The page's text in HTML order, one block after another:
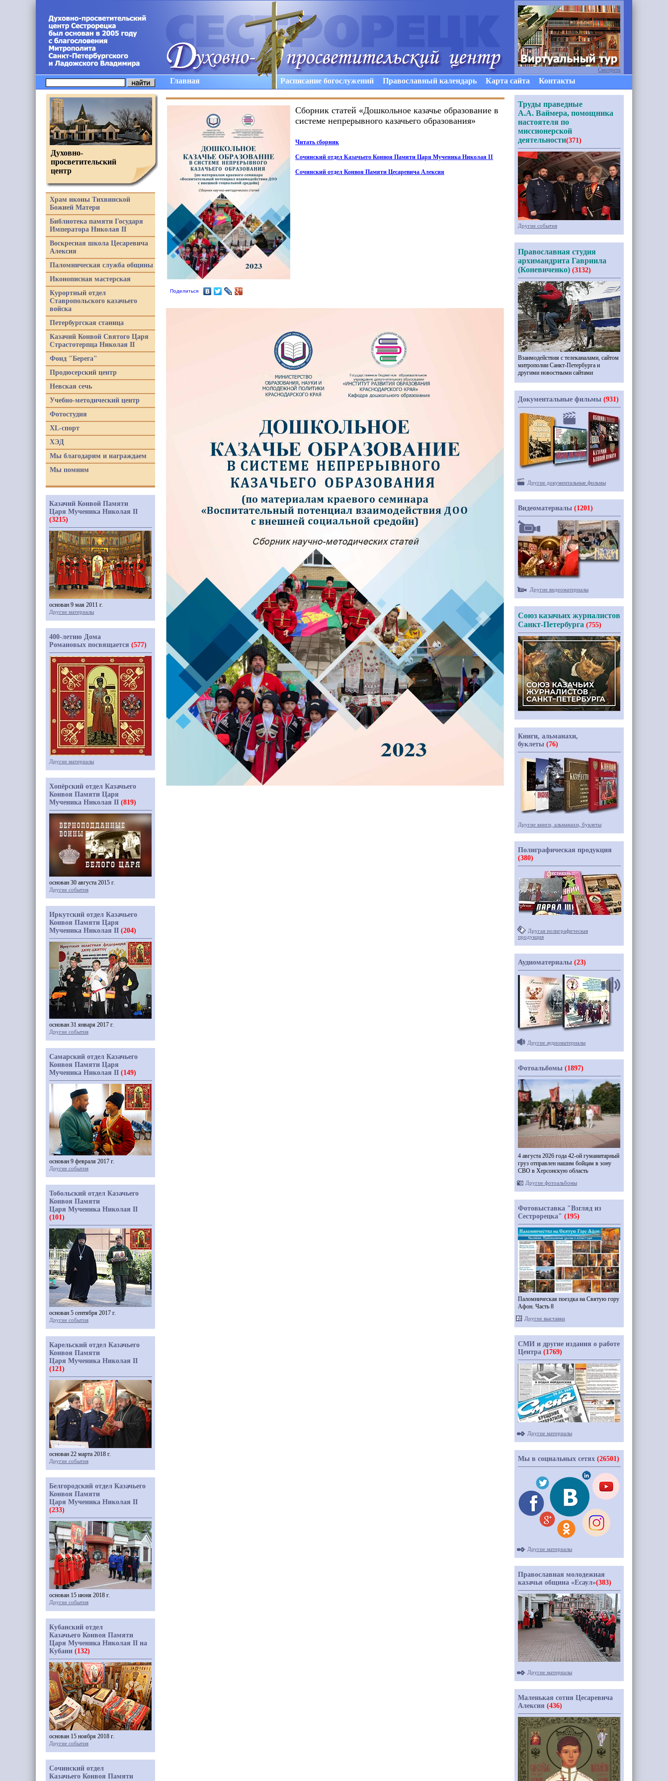
Главная Расписание богослужений Православный календарь Карта сайта Контакты
Поделиться
Сборник статей «Дошкольное казачье образование в
системе непрерывного казачьего образования»
Читать сборник
Сочинский отдел Казачьего Конвоя Памяти Царя Мученика Николая II
Сочинский отдел Конвоя Памяти Цесаревича Алексия
Духовно-
просветительский
центр
Храм иконы Тихвинской
Божией Матери
Библиотека памяти Государя
Императора Николая II
Воскресная школа Цесаревича
Алексия
Паломническая служба общины
Иконописная мастерская
Курортный отдел
Ставропольского казачьего
войска
Петербургская станица
Казачий Конвой Святого Царя
Страстотерпца Николая II
Фонд "Берега"
Продюсерский центр
Невская сечь
Учебно-методический центр
Фотостудия
XL-спорт
ХЭД
Мы благодарим и награждаем
Мы помним
Казачий Конвой Памяти
Царя Мученика Николая II
(3215)
основан 9 мая 2011 г.
Другие материалы
400-летию Дома
Романовых посвящается (577)
Другие материалы
Хопёрский отдел Казачьего
Конвоя Памяти Царя
Мученика Николая II (819)
основан 30 августа 2015 г.
Другие события
Иркутский отдел Казачьего
Конвоя Памяти Царя
Мученика Николая II (204)
основан 31 января 2017 г.
Другие события
Самарский отдел Казачьего
Конвоя Памяти Царя
Мученика Николая II (149)
основан 9 февраля 2017 г.
Другие события
Тобольский отдел Казачьего
Конвоя Памяти
Царя Мученика Николая II
(101)
основан 5 сентября 2017 г.
Другие события
Карельский отдел Казачьего
Конвоя Памяти
Царя Мученика Николая II
(121)
основан 22 марта 2018 г.
Другие события
Белгородский отдел Казачьего
Конвоя Памяти
Царя Мученика Николая II
(233)
основан 15 июня 2018 г.
Другие события
Кубанский отдел
Казачьего Конвоя Памяти
Царя Мученика Николая II на
Кубани (132)
основан 15 ноября 2018 г.
Другие события
Сочинский отдел
Казачьего Конвоя Памяти
Смотреть
Труды праведные
А.А. Ваймера, помощника
настоятеля по
миссионерской
деятельности(371)
Другие события
Православная студия
архимандрита Гавриила
(Коневиченко) (3132)
Взаимодействия с телеканалами, сайтом
митрополии Санкт-Петербурга и
другими новостными сайтами
Документальные фильмы (931)
Другие документальные фильмы
Видеоматериалы (1201)
Другие видеоматериалы
Союз казачьих журналистов
Санкт-Петербурга (755)
Книги, альманахи,
буклеты (76)
Другие книги, альманахи, буклеты
Полиграфическая продукция
(380)
Другая полиграфическая
продукция
Аудиоматериалы (23)
Другие аудиоматериалы
Фотоальбомы (1897)
4 августа 2026 года 42-ой гуманитарный
груз отправлен нашим бойцам в зону
СВО в Херсонскую область
Другие фотоальбомы
Фотовыставка "Взгляд из
Сестрорецка" (195)
Паломническая поездка на Святую гору
Афон. Часть 8
Другие выставки
СМИ и другие издания о работе
Центра (1769)
Другие материалы
Мы в социальных сетях (26501)
Другие материалы
Православная молодежная
казачья община «Есаул»(383)
Другие материалы
Маленькая сотня Цесаревича
Алексия (436)